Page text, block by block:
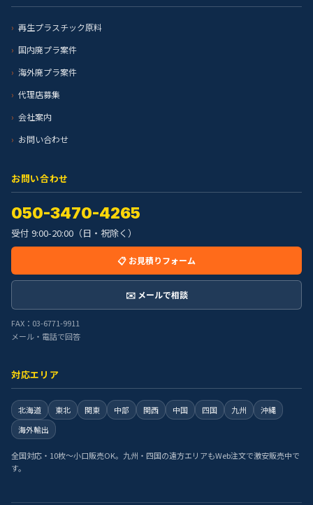
再生プラスチック原料
国内廃プラ案件
海外廃プラ案件
代理店募集
会社案内
お問い合わせ
お問い合わせ
050-3470-4265
受付 9:00-20:00（日・祝除く）
📋 お見積りフォーム
✉️ メールで相談
FAX：03-6771-9911
メール・電話で回答
対応エリア
北海道 東北 関東 中部 関西 中国 四国 九州
沖縄
海外輸出
全国対応・10枚〜小口販売OK。九州・四国の遠方エリアもWeb注文で激安販売中で
す。